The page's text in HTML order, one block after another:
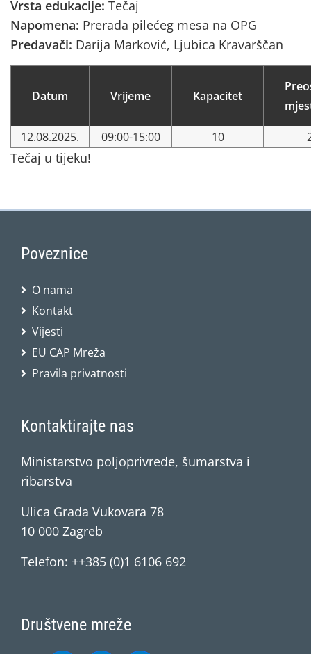
Vrsta edukacije: Tečaj
Napomena: Prerada pilećeg mesa na OPG
Predavači: Darija Marković, Ljubica Kravarščan
Datum Vrijeme Kapacitet
12.08.2025. 09:00-15:00 10
Tečaj u tijeku!
Poveznice
O nama
Kontakt
Vijesti
EU CAP Mreža
Pravila privatnosti
Kontaktirajte nas
Ministarstvo poljoprivrede, šumarstva i
ribarstva
Ulica Grada Vukovara 78
10 000 Zagreb
Telefon: ++385 (0)1 6106 692
Društvene mreže